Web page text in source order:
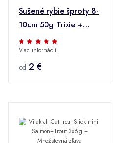
Sušené rybie šproty 8-
10cm 50g Trixie +
Množstevná zľava
Viac informácií
od 2 €